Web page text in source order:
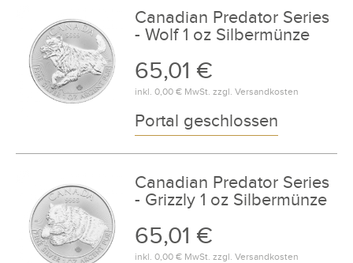
Canadian Predator Series
- Wolf 1 oz Silbermünze
65,01 €
inkl. 0,00 €MwSt. zzgl. Versandkosten
Portal geschlossen
Canadian Predator Series
- Grizzly 1 oz Silbermünze
65,01 €
inkl. 0,00 €MwSt. zzgl. Versandkosten